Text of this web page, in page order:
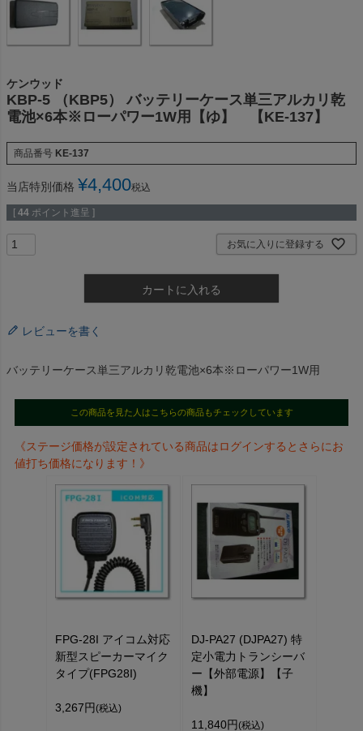
ケンウッド
KBP-5 （KBP5） バッテリーケース単三アルカリ乾
電池×6本※ローパワー1W用【ゆ】 【KE-137】
商品番号 KE-137
当店特別価格 ¥4,400税込
[ 44 ポイント進呈 ]
お気に入りに登録する
カートに入れる
レビューを書く
バッテリーケース単三アルカリ乾電池×6本※ローパワー1W用
この商品を見た人はこちらの商品もチェックしています
《ステージ価格が設定されている商品はログインするとさらにお
値打ち価格になります！》
FPG-28I アイコム対応
新型スピーカーマイク
タイプ(FPG28I)
3,267円 (税込)
DJ-PA27 (DJPA27) 特
定小電力トランシーバ
ー【外部電源】【子
機】
11,840円 (税込)